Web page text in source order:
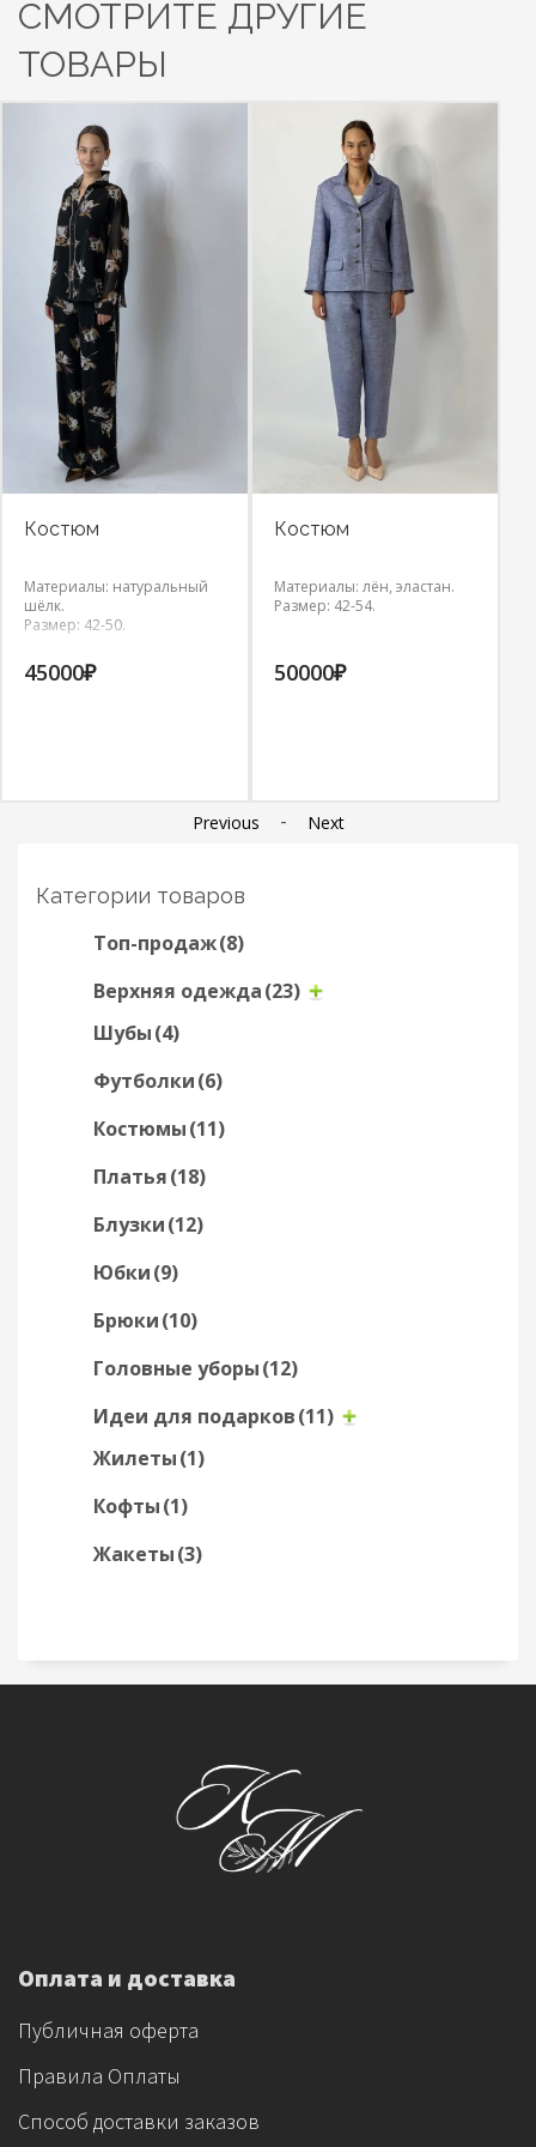
СМОТРИТЕ ДРУГИЕ
ТОВАРЫ
Костюм
Материалы: натуральный
шёлк.
Размер: 42-50.
45000₽
Костюм
Материалы: лён, эластан.
Размер: 42-54.
50000₽
Previous - Next
Категории товаров
Топ-продаж(8)
Верхняя одежда(23)
Шубы(4)
Футболки(6)
Костюмы(11)
Платья(18)
Блузки(12)
Юбки(9)
Брюки(10)
Головные уборы(12)
Идеи для подарков(11)
Жилеты(1)
Кофты(1)
Жакеты(3)
Оплата и доставка
Публичная оферта
Правила Оплаты
Способ доставки заказов